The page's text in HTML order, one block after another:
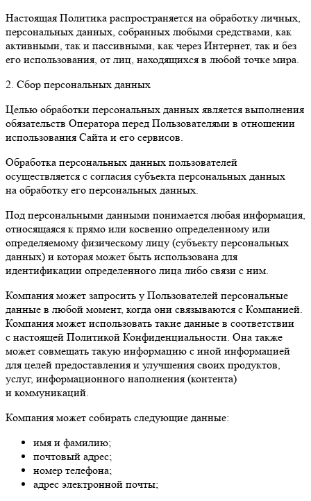
Настоящая Политика распространяется на обработку личных,
персональных данных, собранных любыми средствами, как
активными, так и пассивными, как через Интернет, так и без
его использования, от лиц, находящихся в любой точке мира.
2. Сбор персональных данных
Целью обработки персональных данных является выполнения
обязательств Оператора перед Пользователями в отношении
использования Сайта и его сервисов.
Обработка персональных данных пользователей
осуществляется с согласия субъекта персональных данных
на обработку его персональных данных.
Под персональными данными понимается любая информация,
относящаяся к прямо или косвенно определенному или
определяемому физическому лицу (субъекту персональных
данных) и которая может быть использована для
идентификации определенного лица либо связи с ним.
Компания может запросить у Пользователей персональные
данные в любой момент, когда они связываются с Компанией.
Компания может использовать такие данные в соответствии
с настоящей Политикой Конфиденциальности. Она также
может совмещать такую информацию с иной информацией
для целей предоставления и улучшения своих продуктов,
услуг, информационного наполнения (контента)
и коммуникаций.
Компания может собирать следующие данные:
имя и фамилию;
почтовый адрес;
номер телефона;
адрес электронной почты;